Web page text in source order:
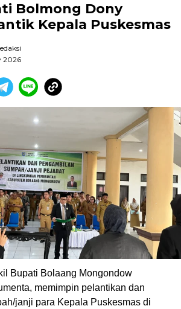
Bolmong Dony
Kepala Puskesmas
2026
Bupati Bolaang Mongondow
, memimpin pelantikan dan
janji para Kepala Puskesmas di